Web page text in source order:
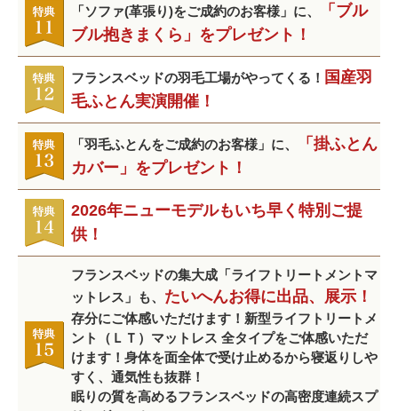
「ソファ(革張り)をご成約のお客様」に、
「ブル
ブル抱きまくら」をプレゼント！
フランスベッドの羽毛工場がやってくる！ 国産羽
毛ふとん実演開催！
「羽毛ふとんをご成約のお客様」に、
「掛ふとん
カバー」をプレゼント！
2026年ニューモデルもいち早く特別ご提
供！
フランスベッドの集大成「ライフトリートメントマ
ットレス」も、 たいへんお得に出品、展示！
存分にご体感いただけます！新型ライフトリートメ
ント（ＬＴ）マットレス 全タイプをご体感いただ
けます！身体を面全体で受け止めるから寝返りしや
すく、通気性も抜群！
眠りの質を高めるフランスベッドの高密度連続スプ